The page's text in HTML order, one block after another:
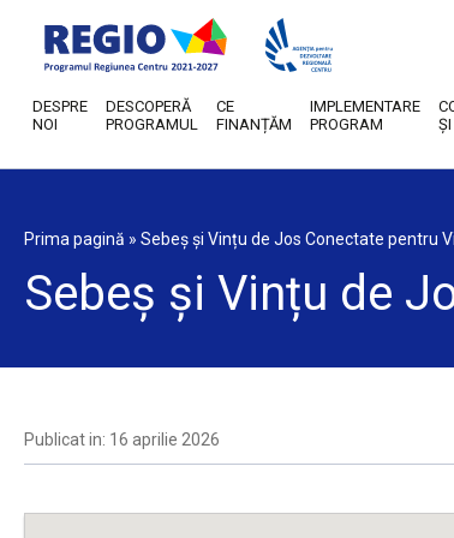
DESPRE
NOI
DESCOPERĂ
PROGRAMUL
CE
FINANȚĂM
IMPLEMENTARE
PROGRAM
Prima pagină » Sebeș și Vințu de Jos Conectate pentru
Sebeș și Vințu de
Publicat in: 16 aprilie 2026